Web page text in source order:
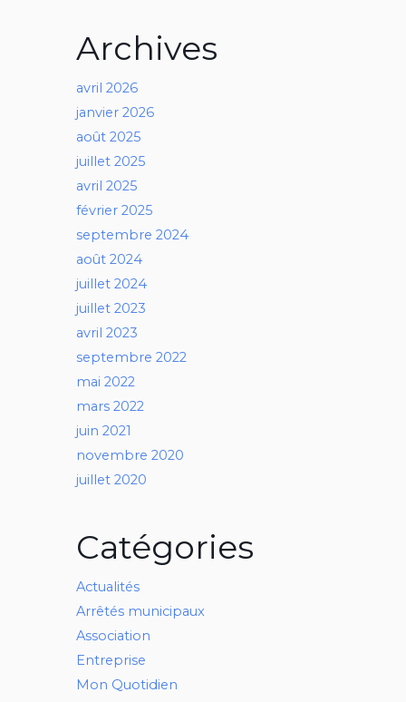
Archives
avril 2026
janvier 2026
août 2025
juillet 2025
avril 2025
février 2025
septembre 2024
août 2024
juillet 2024
juillet 2023
avril 2023
septembre 2022
mai 2022
mars 2022
juin 2021
novembre 2020
juillet 2020
Catégories
Actualités
Arrêtés municipaux
Association
Entreprise
Mon Quotidien